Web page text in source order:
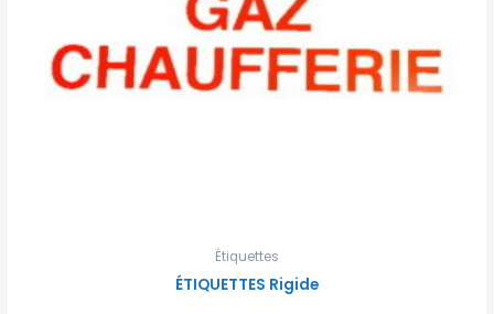
Étiquettes
ÉTIQUETTES Rigide